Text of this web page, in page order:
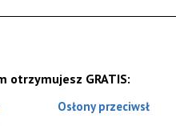
otrzymujesz GRATIS:
Osłony przeciwsł